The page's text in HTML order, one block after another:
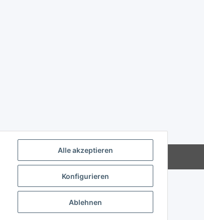
Alle akzeptieren
Konfigurieren
Ablehnen